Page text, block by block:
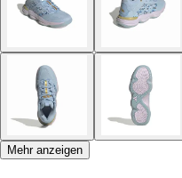
Mehr anzeigen